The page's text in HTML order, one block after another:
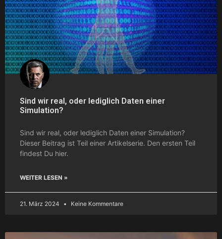
Sind wir real, oder lediglich Daten einer
Simulation?
Sind wir real, oder lediglich Daten einer Simulation?
Dieser Beitrag ist Teil einer Artikelserie. Den ersten Teil
findest Du hier.
WEITER LESEN »
21. März 2024 Keine Kommentare